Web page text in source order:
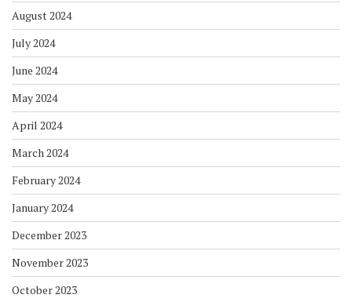
August 2024
July 2024
June 2024
May 2024
April 2024
March 2024
February 2024
January 2024
December 2023
November 2023
October 2023